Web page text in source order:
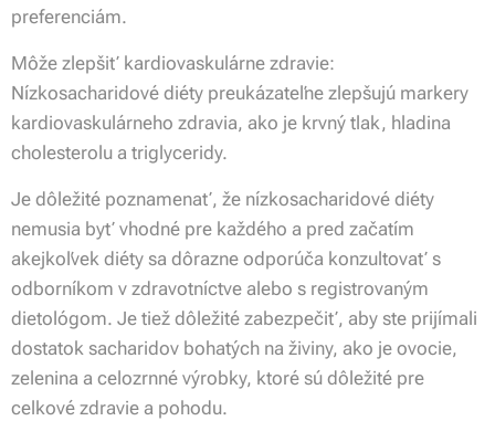
preferenciám.
Môže zlepšiť kardiovaskulárne zdravie:
Nízkosacharidové diéty preukázateľne zlepšujú markery
kardiovaskulárneho zdravia, ako je krvný tlak, hladina
cholesterolu a triglyceridy.
Je dôležité poznamenať, že nízkosacharidové diéty
nemusia byť vhodné pre každého a pred začatím
akejkoľvek diéty sa dôrazne odporúča konzultovať s
odborníkom v zdravotníctve alebo s registrovaným
dietológom. Je tiež dôležité zabezpečiť, aby ste prijímali
dostatok sacharidov bohatých na živiny, ako je ovocie,
zelenina a celozrnné výrobky, ktoré sú dôležité pre
celkové zdravie a pohodu.